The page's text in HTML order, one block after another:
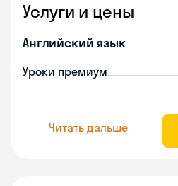
Услуги и цены
Английский язык
Уроки премиум
Читать дальше